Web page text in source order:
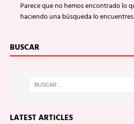
Parece que no hemos encontrado lo
haciendo una búsqueda lo encuentres.
BUSCAR
LATEST ARTICLES